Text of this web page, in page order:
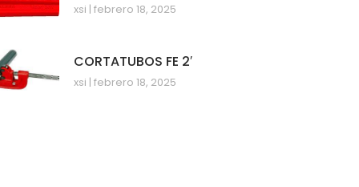
xsi febrero 18, 2025
CORTATUBOS FE 2′
xsi febrero 18, 2025